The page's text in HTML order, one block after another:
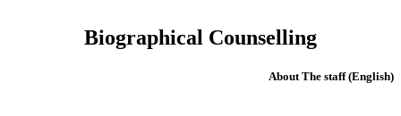
Biographical Counselling
(English) About The staff